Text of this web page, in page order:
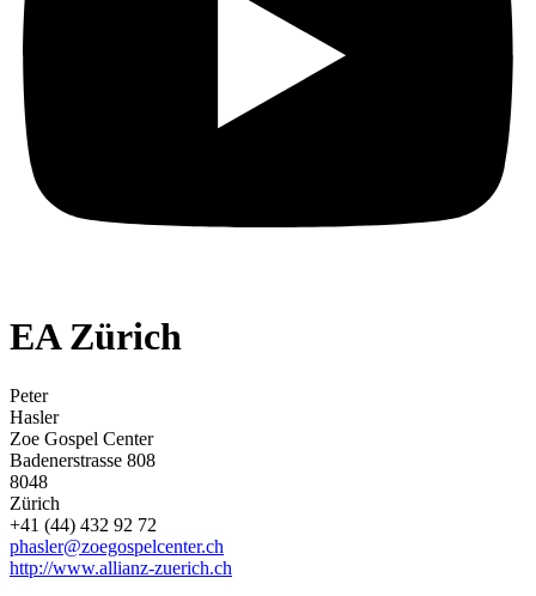
EA Zürich
Peter
Hasler
Zoe Gospel Center
Badenerstrasse 808
8048
Zürich
+41 (44) 432 92 72
phasler@zoegospelcenter.ch
http://www.allianz-zuerich.ch